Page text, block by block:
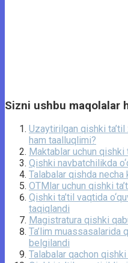
Sizni ushbu maqolalar
Uzaytirilgan qishki
ham taalluqlimi?
Maktablar uchun qishki
Qishki navbatchilikda
Talabalar qishda necha
OTMlar uchun qishki
Qishki ta’til vaqtida
taqiqlandi
Magistratura qishki
Ta’lim muassasalarida
belgilandi
Talabalar qachon qishki